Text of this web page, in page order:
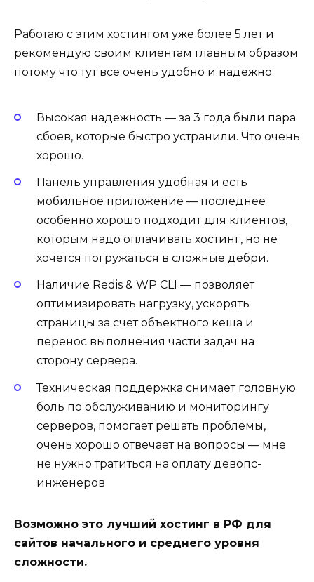
Работаю с этим хостингом уже более 5 лет и
рекомендую своим клиентам главным образом
потому что тут все очень удобно и надежно.
Высокая надежность — за 3 года были пара
сбоев, которые быстро устранили. Что очень
хорошо.
Панель управления удобная и есть
мобильное приложение — последнее
особенно хорошо подходит для клиентов,
которым надо оплачивать хостинг, но не
хочется погружаться в сложные дебри.
Наличие Redis & WP CLI — позволяет
оптимизировать нагрузку, ускорять
страницы за счет объектного кеша и
перенос выполнения части задач на
сторону сервера.
Техническая поддержка снимает головную
боль по обслуживанию и мониторингу
серверов, помогает решать проблемы,
очень хорошо отвечает на вопросы — мне
не нужно тратиться на оплату девопс-
инженеров
Возможно это лучший хостинг в РФ для
сайтов начального и среднего уровня
сложности.